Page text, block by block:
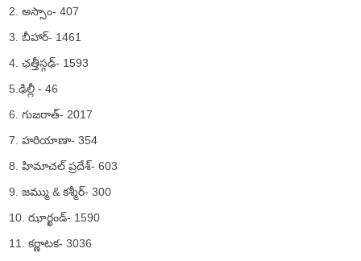
2. అస్సాం- 407
3. బీహార్- 1461
4. ఛత్తీస్గఢ్- 1593
5.ఢిల్లీ - 46
6. గుజరాత్- 2017
7. హరియాణా- 354
8. హిమాచల్ ప్రదేశ్- 603
9. జమ్ము & కశ్మీర్- 300
10. ఝార్ఖండ్- 1590
11. కర్ణాటక- 3036